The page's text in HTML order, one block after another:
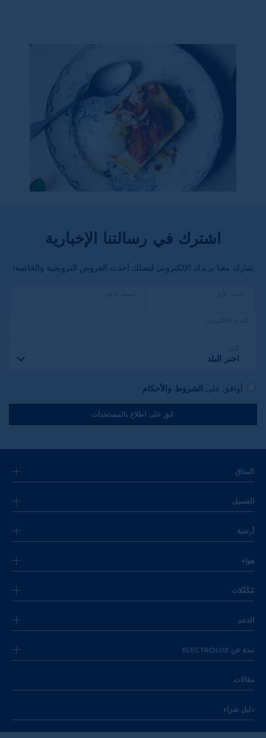
اشترك في رسالتنا الإخبارية
شارك معنا بريدك الإلكتروني لتصلك أحدث العروض الترويجية والخاصة!
اختر البلد
أوافق على الشروط والأحكام
ابق على اطلاع بالمستجدات
المذاق
الغسيل
أرضية
هواء
مُكَمِّلات
الدعم
نبذة عن ELECTROLUX
مقالات
دليل شراء